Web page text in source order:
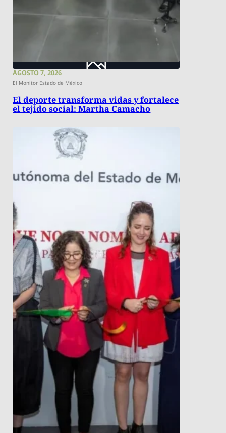
AGOSTO 7, 2026
El Monitor Estado de México
El deporte transforma vidas y fortalece
el tejido social: Martha Camacho